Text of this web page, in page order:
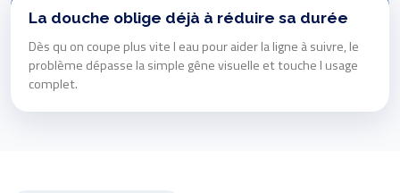
La douche oblige déjà à réduire sa durée
Dès qu on coupe plus vite l eau pour aider la ligne à suivre, le
problème dépasse la simple gêne visuelle et touche l usage
complet.